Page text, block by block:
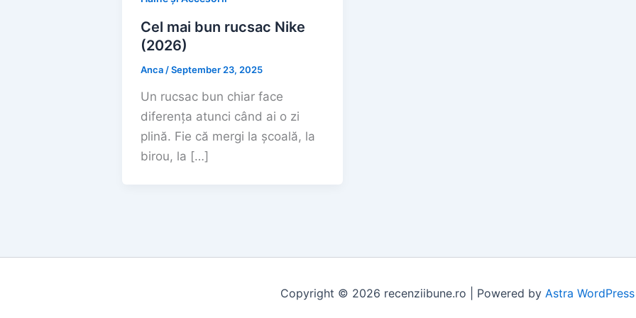
Cel mai bun rucsac Nike
(2026)
Anca /September 23, 2025
Un rucsac bun chiar face
diferența atunci când ai o zi
plină. Fie că mergi la școală, la
birou, la […]
Copyright © 2026 recenziibune.ro | Powered by Astra